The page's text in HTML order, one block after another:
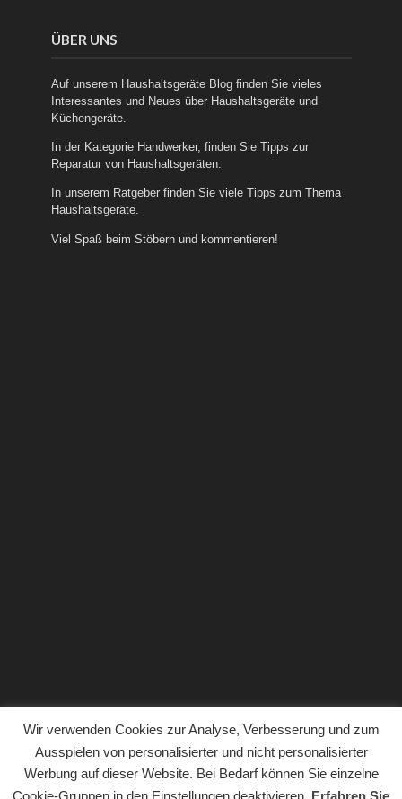
ÜBER UNS
Auf unserem Haushaltsgeräte Blog finden Sie vieles
Interessantes und Neues über Haushaltsgeräteund
Küchengeräte.
In der Kategorie Handwerker, finden Sie Tipps zur
Reparatur von Haushaltsgeräten.
In unserem Ratgeberfinden Sie viele Tipps zum Thema
Haushaltsgeräte.
Viel Spaß beim Stöbern und kommentieren!
Copyright © 2018. Der gesamte Inhalt der Website von
Wir verwenden Cookies zur Analyse, Verbesserung und zum
Ausspielen von personalisierter und nicht personalisierter
Werbung auf dieser Website. Bei Bedarf können Sie einzelne
Cookie-Gruppen in den Einstellungen deaktivieren. Erfahren Sie